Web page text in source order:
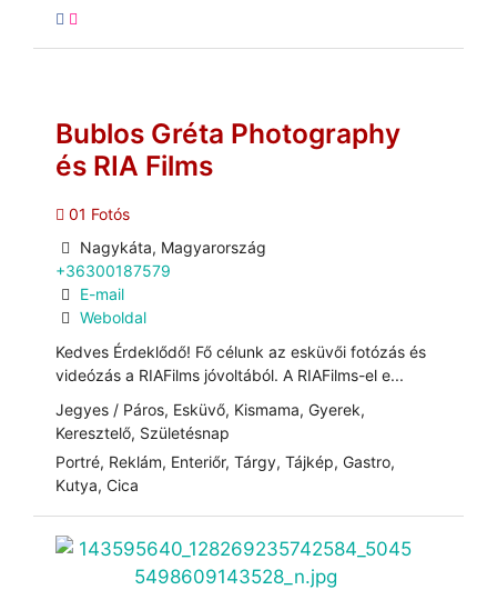
Bublos Gréta Photography
és RIA Films
01 Fotós
Nagykáta, Magyarország
+36300187579
E-mail
Weboldal
Kedves Érdeklődő! Fő célunk az esküvői fotózás és
videózás a RIAFilms jóvoltából. A RIAFilms-el e...
Jegyes / Páros, Esküvő, Kismama, Gyerek,
Keresztelő, Születésnap
Portré, Reklám, Enteriőr, Tárgy, Tájkép, Gastro,
Kutya, Cica